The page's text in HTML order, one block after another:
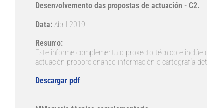
Desenvolvemento das propostas de actuación - C2.
Data: Abril 2019
Resumo:
Este informe complementa o proxecto técnico e inclúe os
actuación proporcionando información e cartografía
Descargar pdf